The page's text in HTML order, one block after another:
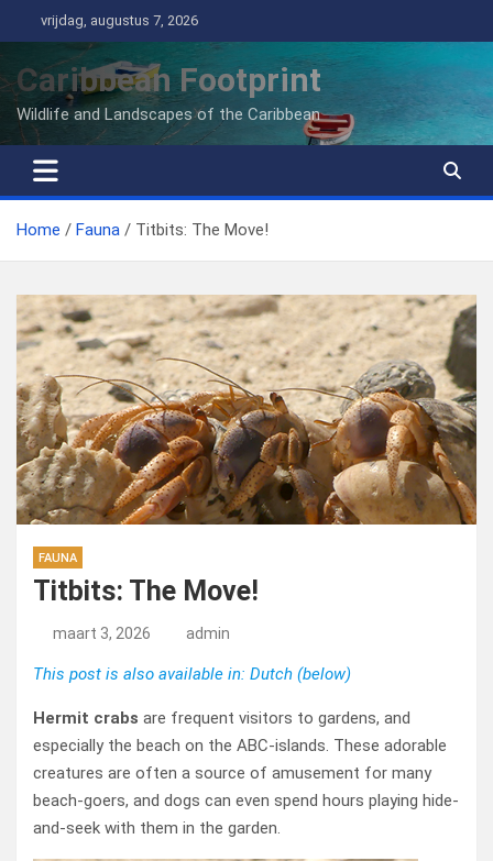
naar
inhoud
vrijdag, augustus 7, 2026
Caribbean Footprint
Wildlife and Landscapes of the Caribbean
Home Fauna Titbits: The Move!
FAUNA
Titbits: The Move!
maart 3, 2026 admin
This post is also available in: Dutch (below)
Hermit crabs are frequent visitors to gardens, and
especially the beach on the ABC-islands. These adorable
creatures are often a source of amusement for many
beach-goers, and dogs can even spend hours playing hide-
and-seek with them in the garden.